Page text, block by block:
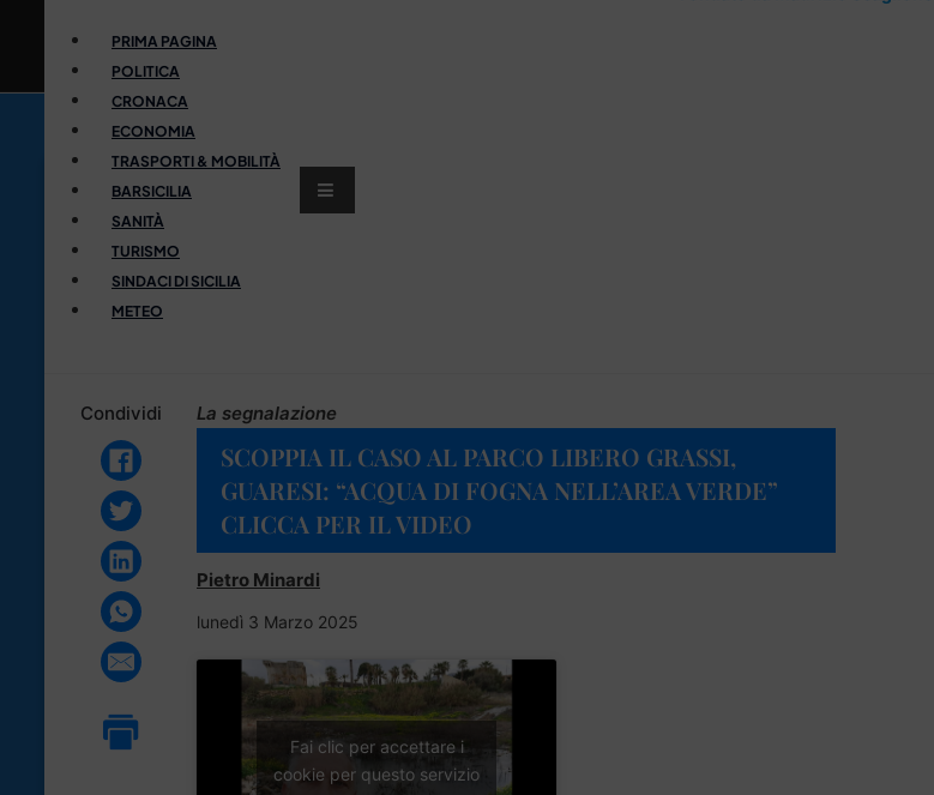
PRIMA PAGINA
POLITICA
CRONACA
ECONOMIA
TRASPORTI & MOBILITÀ
BARSICILIA
SANITÀ
TURISMO
SINDACI DI SICILIA
METEO
Condividi La segnalazione
SCOPPIA IL CASO AL PARCO LIBERO GRASSI,
GUARESI: “ACQUA DI FOGNA NELL’AREA VERDE”
CLICCA PER IL VIDEO
Pietro Minardi
lunedì 3 Marzo 2025
Fai clic per accettare i
cookie per questo servizio